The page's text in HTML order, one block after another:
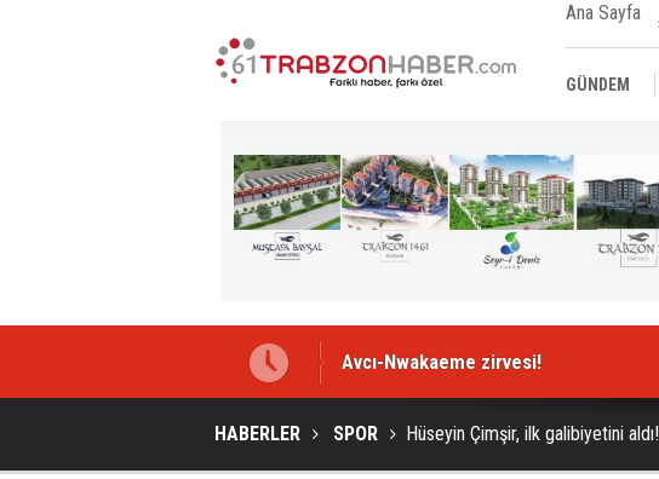
Ana Sayfa
GÜNDEM
Avcı-Nwakaeme zirvesi!
HABERLER SPOR Hüseyin Çimşir, ilk galibiyetini aldı!